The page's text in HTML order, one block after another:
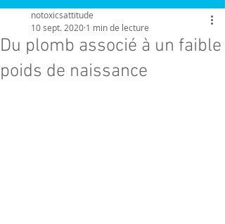
Du plomb associé à un faible
poids de naissance
notoxicsattitude
10 sept. 2020 1 min de lecture